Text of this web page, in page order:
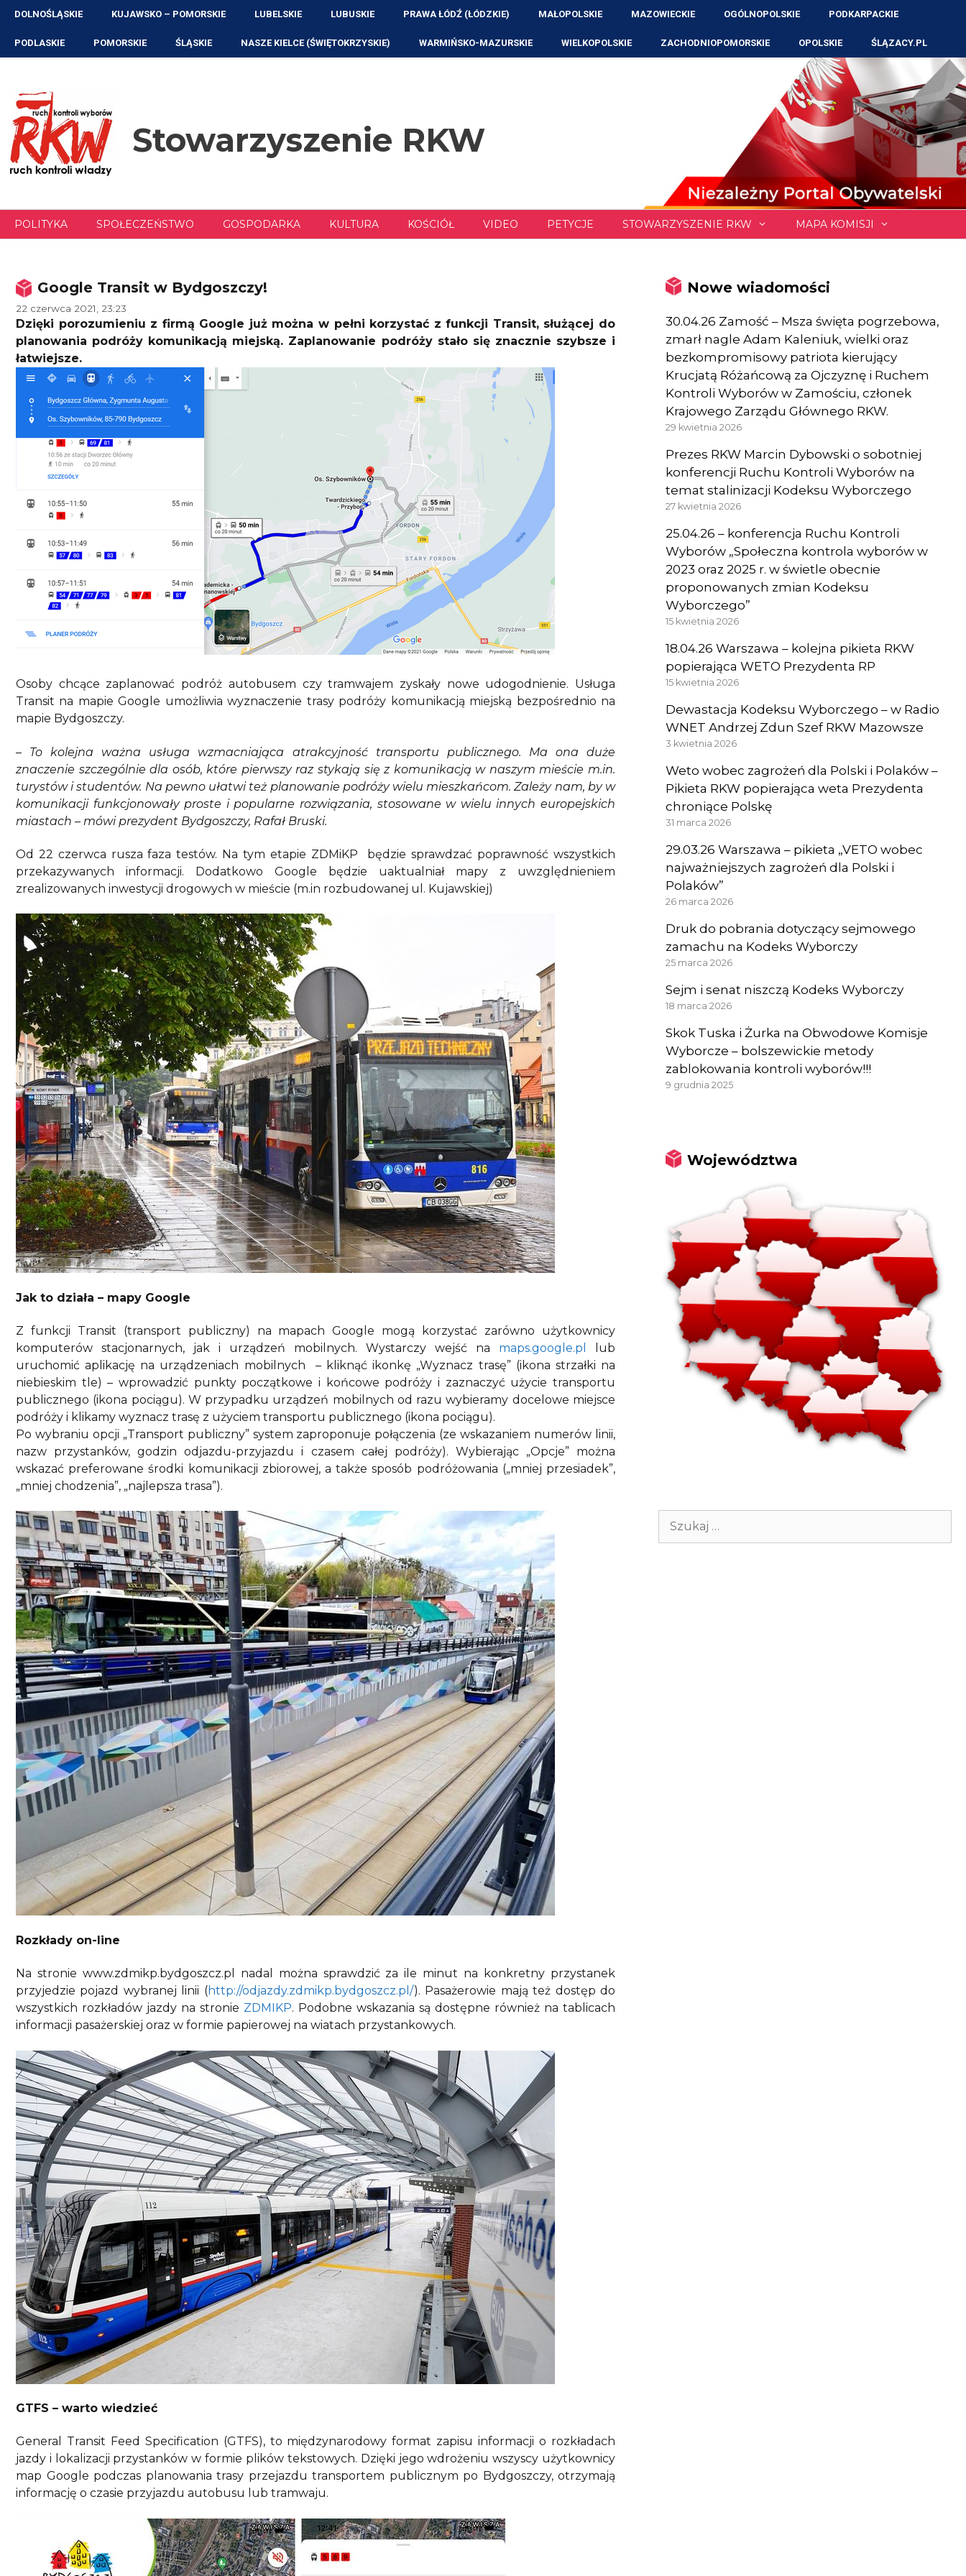
Przejdź
treści
DOLNOŚLĄSKIE KUJAWSKO – POMORSKIE LUBELSKIE LUBUSKIE PRAWA ŁÓDŹ (ŁÓDZKIE) MAŁOPOLSKIE MAZOWIECKIE OGÓLNOPOLSKIE PODKARPACKIE
PODLASKIE POMORSKIE ŚLĄSKIE NASZE KIELCE (ŚWIĘTOKRZYSKIE) WARMIŃSKO-MAZURSKIE WIELKOPOLSKIE ZACHODNIOPOMORSKIE OPOLSKIE ŚLĄZACY.PL
Stowarzyszenie RKW
POLITYKA SPOŁECZEŃSTWO GOSPODARKA KULTURA KOŚCIÓŁ VIDEO PETYCJE STOWARZYSZENIE RKW MAPA KOMISJI
Google Transit w Bydgoszczy!
22 czerwca 2021, 23:23
Dzięki porozumieniu z firmą Google już można w pełni korzystać z funkcji Transit, służącej do
planowania podróży komunikacją miejską. Zaplanowanie podróży stało się znacznie szybsze i
łatwiejsze.
Osoby chcące zaplanować podróż autobusem czy tramwajem zyskały nowe udogodnienie. Usługa
Transit na mapie Google umożliwia wyznaczenie trasy podróży komunikacją miejską bezpośrednio na
mapie Bydgoszczy.
– To kolejna ważna usługa wzmacniająca atrakcyjność transportu publicznego. Ma ona duże
znaczenie szczególnie dla osób, które pierwszy raz stykają się z komunikacją w naszym mieście m.in.
turystów i studentów. Na pewno ułatwi też planowanie podróży wielu mieszkańcom. Zależy nam, by w
komunikacji funkcjonowały proste i popularne rozwiązania, stosowane w wielu innych europejskich
miastach – mówi prezydent Bydgoszczy, Rafał Bruski.
Od 22 czerwca rusza faza testów. Na tym etapie ZDMiKP będzie sprawdzać poprawność wszystkich
przekazywanych informacji. Dodatkowo Google będzie uaktualniał mapy z uwzględnieniem
zrealizowanych inwestycji drogowych w mieście (m.in rozbudowanej ul. Kujawskiej)
Jak to działa – mapy Google
Z funkcji Transit (transport publiczny) na mapach Google mogą korzystać zarówno użytkownicy
komputerów stacjonarnych, jak i urządzeń mobilnych. Wystarczy wejść na maps.google.pl
lub
uruchomić aplikację na urządzeniach mobilnych – kliknąć ikonkę „Wyznacz trasę” (ikona strzałki na
niebieskim tle) – wprowadzić punkty początkowe i końcowe podróży i zaznaczyć użycie transportu
publicznego (ikona pociągu). W przypadku urządzeń mobilnych od razu wybieramy docelowe miejsce
podróży i klikamy wyznacz trasę z użyciem transportu publicznego (ikona pociągu).
Po wybraniu opcji „Transport publiczny” system zaproponuje połączenia (ze wskazaniem numerów linii,
nazw przystanków, godzin odjazdu-przyjazdu i czasem całej podróży). Wybierając „Opcje” można
wskazać preferowane środki komunikacji zbiorowej, a także sposób podróżowania („mniej przesiadek”,
„mniej chodzenia”, „najlepsza trasa”).
Rozkłady on-line
Na stronie www.zdmikp.bydgoszcz.pl nadal można sprawdzić za ile minut na konkretny przystanek
przyjedzie pojazd wybranej linii (http://odjazdy.zdmikp.bydgoszcz.pl/). Pasażerowie mają też dostęp do
wszystkich rozkładów jazdy na stronie ZDMIKP. Podobne wskazania są dostępne również na tablicach
informacji pasażerskiej oraz w formie papierowej na wiatach przystankowych.
GTFS – warto wiedzieć
General Transit Feed Specification (GTFS), to międzynarodowy format zapisu informacji o rozkładach
jazdy i lokalizacji przystanków w formie plików tekstowych. Dzięki jego wdrożeniu wszyscy użytkownicy
map Google podczas planowania trasy przejazdu transportem publicznym po Bydgoszczy, otrzymają
informację o czasie przyjazdu autobusu lub tramwaju.
Nowe wiadomości
30.04.26 Zamość – Msza święta pogrzebowa,
zmarł nagle Adam Kaleniuk, wielki oraz
bezkompromisowy patriota kierujący
Krucjatą Różańcową za Ojczyznę i Ruchem
Kontroli Wyborów w Zamościu, członek
Krajowego Zarządu Głównego RKW.
29 kwietnia 2026
Prezes RKW Marcin Dybowski o sobotniej
konferencji Ruchu Kontroli Wyborów na
temat stalinizacji Kodeksu Wyborczego
27 kwietnia 2026
25.04.26 – konferencja Ruchu Kontroli
Wyborów „Społeczna kontrola wyborów w
2023 oraz 2025 r. w świetle obecnie
proponowanych zmian Kodeksu
Wyborczego”
15 kwietnia 2026
18.04.26 Warszawa – kolejna pikieta RKW
popierająca WETO Prezydenta RP
15 kwietnia 2026
Dewastacja Kodeksu Wyborczego – w Radio
WNET Andrzej Zdun Szef RKW Mazowsze
3 kwietnia 2026
Weto wobec zagrożeń dla Polski i Polaków –
Pikieta RKW popierająca weta Prezydenta
chroniące Polskę
31 marca 2026
29.03.26 Warszawa – pikieta „VETO wobec
najważniejszych zagrożeń dla Polski i
Polaków”
26 marca 2026
Druk do pobrania dotyczący sejmowego
zamachu na Kodeks Wyborczy
25 marca 2026
Sejm i senat niszczą Kodeks Wyborczy
18 marca 2026
Skok Tuska i Żurka na Obwodowe Komisje
Wyborcze – bolszewickie metody
zablokowania kontroli wyborów!!!
9 grudnia 2025
Województwa
Szukaj: